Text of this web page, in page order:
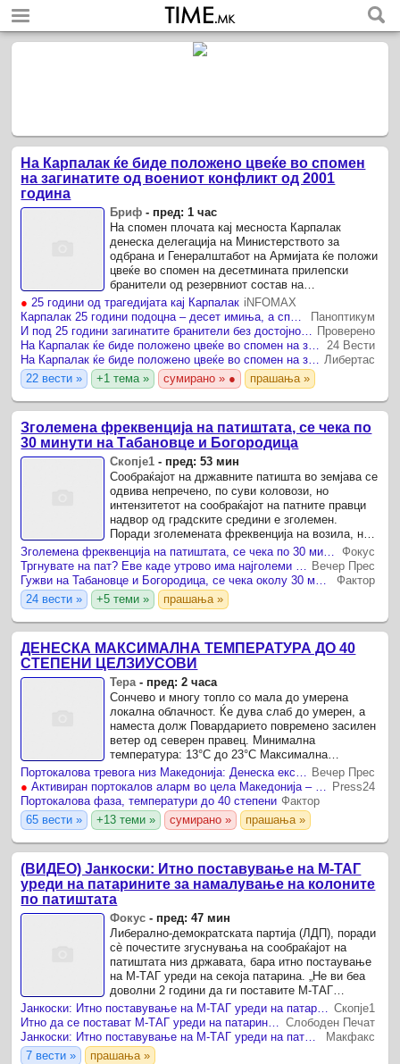
На Карпалак ќе биде положено цвеќе во спомен
на загинатите од воениот конфликт од 2001
година
Бриф - пред: 1 час
На спомен плочата кај месноста Карпалак
денеска делегација на Министерството за
одбрана и Генералштабот на Армијата ќе положи
цвеќе во спомен на десетмината прилепски
бранители од резервниот состав на
македонската Армија, кои во 2001 година ги
загубија животите.
● 25 години од трагедијата кај Карпалак iNFOMAX
Паноптикум
Проверено
24 Вести
Либертас
22 вести »
+1 тема » сумирано » ● прашања »
Зголемена фреквенција на патиштата, се чека по
30 минути на Табановце и Богородица
Скопје1 - пред: 53 мин
Сообраќајот на државните патишта во земјава се
одвива непречено, по суви коловози, но
интензитетот на сообраќајот на патните правци
надвор од градските средини е зголемен.
Поради зголемената фреквенција на возила, на
граничниот премин Табановце се чека околу 30
минути за влез во ...
Фокус
Вечер Прес
Фактор
24 вести »
+5 теми » прашања »
ДЕНЕСКА МАКСИМАЛНА ТЕМПЕРАТУРА ДО 40
СТЕПЕНИ ЦЕЛЗИУСОВИ
Тера- пред: 2 часа
Сончево и многу топло со мала до умерена
локална облачност. Ќе дува слаб до умерен, а
наместа долж Повардарието повремено засилен
ветер од северен правец. Минимална
температура: 13°C до 23°C Максимална
температура: 33°C до 40°C извор : УХМР
Портокалова тревога низ Македонија: Денеска екстремно топло, следуваат уште потопли денови – не излегувајте без потреба! Вечер Прес
●Активиран портокалов аларм во цела Македонија – денеска не излегувајте доколку немате потреба
Press24
Портокалова фаза, температури до 40 степени Фактор
65 вести »
+13 теми » сумирано » прашања »
(ВИДЕО) Јанкоски: Итно поставување на М-ТАГ
уреди на патарините за намалување на колоните
по патиштата
Фокус - пред: 47 мин
Либерално-демократската партија (ЛДП), поради
сѐ почестите згуснувања на сообраќајот на
патиштата низ државата, бара итно постаување
на М-ТАГ уреди на секоја патарина. „Не ви беа
доволни 2 години да ги поставите М-ТАГ
уредите на сите патарини во државата? До кога
ќе ги ...
Јанкоски: Итно поставување на М-ТАГ уреди на патарините за намалување на колоните по патиштата Скопје1
Итно да се постават М-ТАГ уреди на патарините за да се намалат колоните по патиштата, бара ЛДП Слободен Печат
Јанкоски: Итно поставување на М-ТАГ уреди на патарините за намалување на колоните по патиштата
Макфакс
7 вести »
прашања »